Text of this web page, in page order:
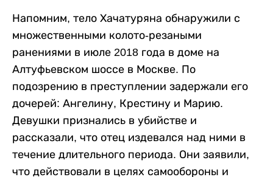
Напомним, тело Хачатуряна обнаружили с
множественными колото-резаными
ранениями в июле 2018 года в доме на
Алтуфьевском шоссе в Москве. По
подозрению в преступлении задержали его
дочерей: Ангелину, Крестину и Марию.
Девушки признались в убийстве и
рассказали, что отец издевался над ними в
течение длительного периода. Они заявили,
что действовали в целях самообороны и